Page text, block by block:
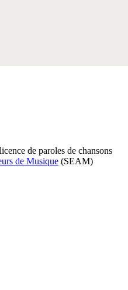
de paroles de chansons
de Musique (SEAM)